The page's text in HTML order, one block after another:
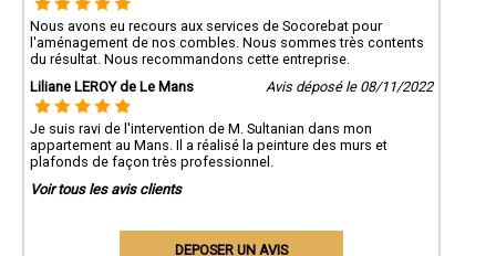
Nous avons eu recours aux services de Socorebat pour
l'aménagement de nos combles. Nous sommes très contents
du résultat. Nous recommandons cette entreprise.
Liliane LEROY de Le Mans
Avis déposé le 08/11/2022
Je suis ravi de l'intervention de M. Sultanian dans mon
appartement au Mans. Il a réalisé la peinture des murs et
plafonds de façon très professionnel.
Voir tous les avis clients
DEPOSER UN AVIS